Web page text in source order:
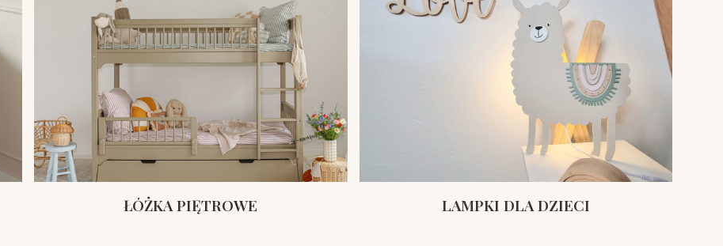
ŁÓŻKA PIĘTROWE LAMPKI DLA DZIECI